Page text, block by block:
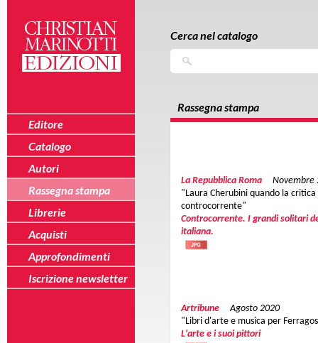
Cerca nel catalogo
Cerca
Rassegna stampa
La Repubblica Roma
Novembre
"Laura Cherubini quando la critica
controcorrente"
Controcorrente. I grandi solitari
italiana.
Artribune
Agosto 2020
"Libri d'arte e musica per
L'arte e i suoi pittori
Editore
Catalogo
Autori
Rassegna stampa
Librerie
Acquisti
Approfondimenti
Iscrizione newsletter